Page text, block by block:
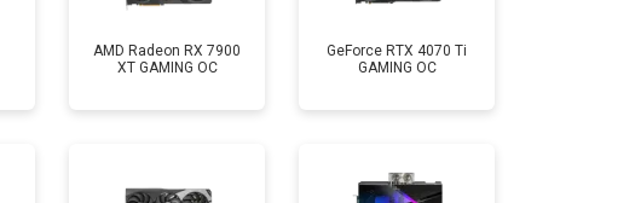
AMD Radeon RX 7900
XT GAMING OC
GeForce RTX 4070 Ti
GAMING OC